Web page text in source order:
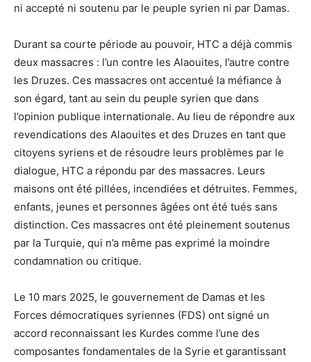
ni accepté ni soutenu par le peuple syrien ni par Damas.
Durant sa courte période au pouvoir, HTC a déjà commis
deux massacres : l’un contre les Alaouites, l’autre contre
les Druzes. Ces massacres ont accentué la méfiance à
son égard, tant au sein du peuple syrien que dans
l’opinion publique internationale. Au lieu de répondre aux
revendications des Alaouites et des Druzes en tant que
citoyens syriens et de résoudre leurs problèmes par le
dialogue, HTC a répondu par des massacres. Leurs
maisons ont été pillées, incendiées et détruites. Femmes,
enfants, jeunes et personnes âgées ont été tués sans
distinction. Ces massacres ont été pleinement soutenus
par la Turquie, qui n’a même pas exprimé la moindre
condamnation ou critique.
Le 10 mars 2025, le gouvernement de Damas et les
Forces démocratiques syriennes (FDS) ont signé un
accord reconnaissant les Kurdes comme l’une des
composantes fondamentales de la Syrie et garantissant